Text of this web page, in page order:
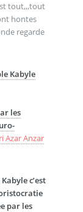
tout,,,tout
hontes
regarde
Kabyle
les
Azar Anzar
c’est
par les